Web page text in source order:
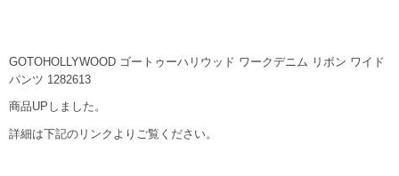
GOTOHOLLYWOOD ゴートゥーハリウッド ワークデニム リボン ワイド
パンツ 1282613
商品UPしました。
詳細は下記のリンクよりご覧ください。